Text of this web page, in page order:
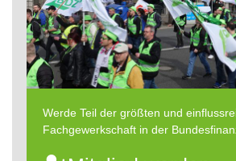
Werde Teil der größten und
Fachgewerkschaft in der